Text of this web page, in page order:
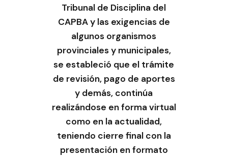
Tribunal de Disciplina del
CAPBA y las exigencias de
algunos organismos
provinciales y municipales,
se estableció que el trámite
de revisión, pago de aportes
y demás, continúa
realizándose en forma virtual
como en la actualidad,
teniendo cierre final con la
presentación en formato